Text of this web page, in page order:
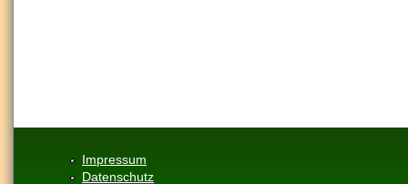
Impressum
Datenschutz